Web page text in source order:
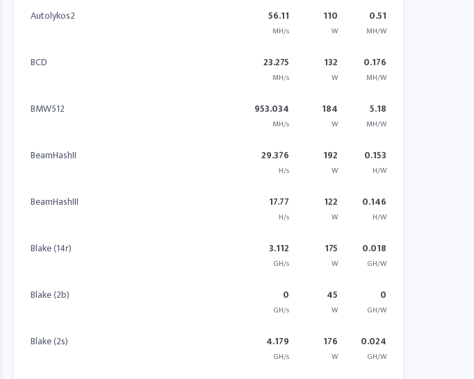
Autolykos2 56.11
MH/s
110
W
0.51
MH/W
BCD 23.275
MH/s
132
W
0.176
MH/W
BMW512 953.034
MH/s
184
W
5.18
MH/W
BeamHashII 29.376
H/s
192
W
0.153
H/W
BeamHashIII 17.77
H/s
122
W
0.146
H/W
Blake (14r) 3.112
GH/s
175
W
0.018
GH/W
Blake (2b) 0
GH/s
45
W
0
GH/W
Blake (2s) 4.179
GH/s
176
W
0.024
GH/W